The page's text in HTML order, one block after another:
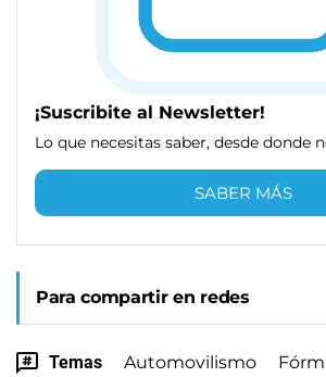
¡Suscribite al Newsletter!
Lo que necesitas saber, desde donde
SABER MÁS
Para compartir en redes
Temas Automovilismo